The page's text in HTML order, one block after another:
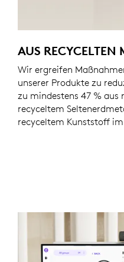
AUS RECYCELTEN
Wir ergreifen
unserer Produkte zu
zu mindestens 47 %
recyceltem
recyceltem Kunststoff